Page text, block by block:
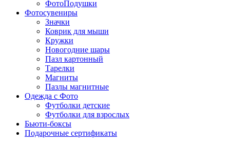
ФотоПодушки
Фотоcувениры
Значки
Коврик для мыши
Кружки
Новогодние шары
Пазл картонный
Тарелки
Магниты
Пазлы магнитные
Одежда с Фото
Футболки детские
Футболки для взрослых
Бьюти-боксы
Подарочные сертификаты